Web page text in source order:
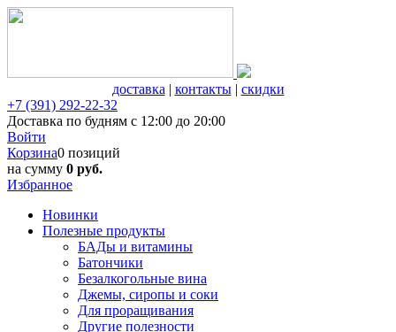
доставка | контакты| скидки
+7 (391) 292-22-32
Доставка по будням с 12:00 до 20:00
Войти
Корзина0 позиций
на сумму 0 руб.
Избранное
Новинки
Полезные продукты
БАДы и витамины
Батончики
Безалкогольные вина
Джемы, сиропы и соки
Для проращивания
Другие полезности